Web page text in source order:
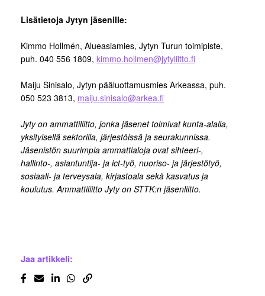
Lisätietoja Jytyn jäsenille:
Kimmo Hollmén, Alueasiamies, Jytyn Turun toimipiste,
puh. 040 556 1809, kimmo.hollmen@jytyliitto.fi
Maiju Sinisalo, Jytyn pääluottamusmies Arkeassa, puh.
050 523 3813, maiju.sinisalo@arkea.fi
Jyty on ammattiliitto, jonka jäsenet toimivat kunta-alalla,
yksityisellä sektorilla, järjestöissä ja seurakunnissa.
Jäsenistön suurimpia ammattialoja ovat sihteeri-,
hallinto-, asiantuntija- ja ict-työ, nuoriso- ja järjestötyö,
sosiaali- ja terveysala, kirjastoala sekä kasvatus ja
koulutus. Ammattiliitto Jyty on STTK:n jäsenliitto.
Jaa artikkeli: